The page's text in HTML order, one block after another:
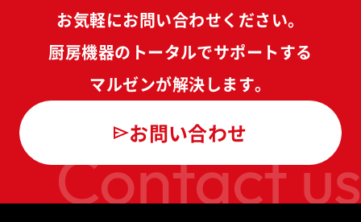
Contact us
お気軽にお問い合わせください。
厨房機器のトータルでサポートする
マルゼンが解決します。
お問い合わせ